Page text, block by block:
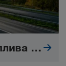
Альтернативные виды топлива и двигателей